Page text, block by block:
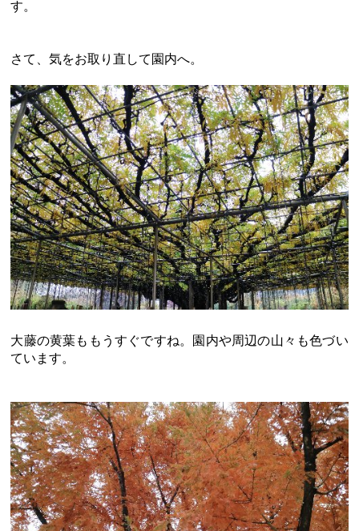
す。
さて、気をお取り直して園内へ。
大藤の黄葉ももうすぐですね。園内や周辺の山々も色づい
ています。